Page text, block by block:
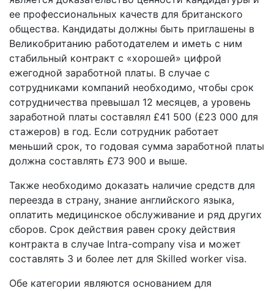
ее профессиональных качеств для британского
общества. Кандидаты должны быть приглашены в
Великобританию работодателем и иметь с ним
стабильный контракт с «хорошей» цифрой
ежегодной заработной платы. В случае с
сотрудниками компаний необходимо, чтобы срок
сотрудничества превышал 12 месяцев, а уровень
заработной платы составлял £41 500 (£23 000 для
стажеров) в год. Если сотрудник работает
меньший срок, то годовая сумма заработной платы
должна составлять £73 900 и выше.
Также необходимо доказать наличие средств для
переезда в страну, знание английского языка,
оплатить медицинское обслуживание и ряд других
сборов. Срок действия равен сроку действия
контракта в случае Intra-company visa и может
составлять 3 и более лет для Skilled worker visa.
Обе категории являются основанием для